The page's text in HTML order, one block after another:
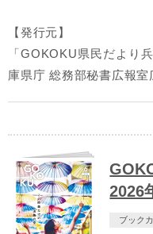
【発行元】
「GOKOKU県民だより
庫県庁 総務部秘書広報室
2026
ブック